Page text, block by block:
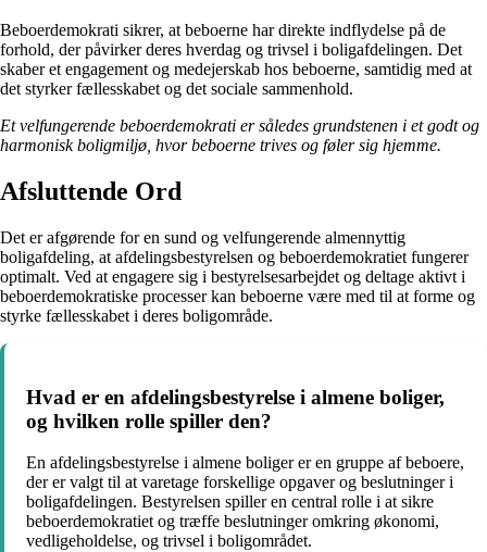
Beboerdemokrati sikrer, at beboerne har direkte indflydelse på de
forhold, der påvirker deres hverdag og trivsel i boligafdelingen. Det
skaber et engagement og medejerskab hos beboerne, samtidig med at
det styrker fællesskabet og det sociale sammenhold.
Et velfungerende beboerdemokrati er således grundstenen i et godt og
harmonisk boligmiljø, hvor beboerne trives og føler sig hjemme.
Afsluttende Ord
Det er afgørende for en sund og velfungerende almennyttig
boligafdeling, at afdelingsbestyrelsen og beboerdemokratiet fungerer
optimalt. Ved at engagere sig i bestyrelsesarbejdet og deltage aktivt i
beboerdemokratiske processer kan beboerne være med til at forme og
styrke fællesskabet i deres boligområde.
Hvad er en afdelingsbestyrelse i almene boliger,
og hvilken rolle spiller den?
En afdelingsbestyrelse i almene boliger er en gruppe af beboere,
der er valgt til at varetage forskellige opgaver og beslutninger i
boligafdelingen. Bestyrelsen spiller en central rolle i at sikre
beboerdemokratiet og træffe beslutninger omkring økonomi,
vedligeholdelse, og trivsel i boligområdet.